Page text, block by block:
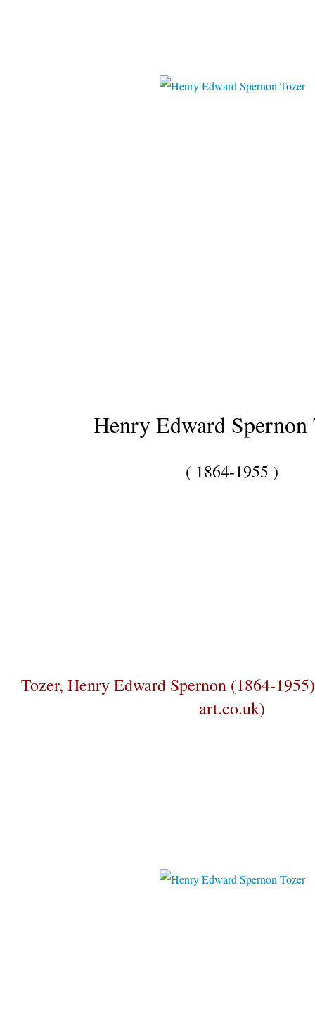
Henry Edward
( 1864-1955 )
Tozer, Henry Edward Spernon (1864-
art.co.uk)